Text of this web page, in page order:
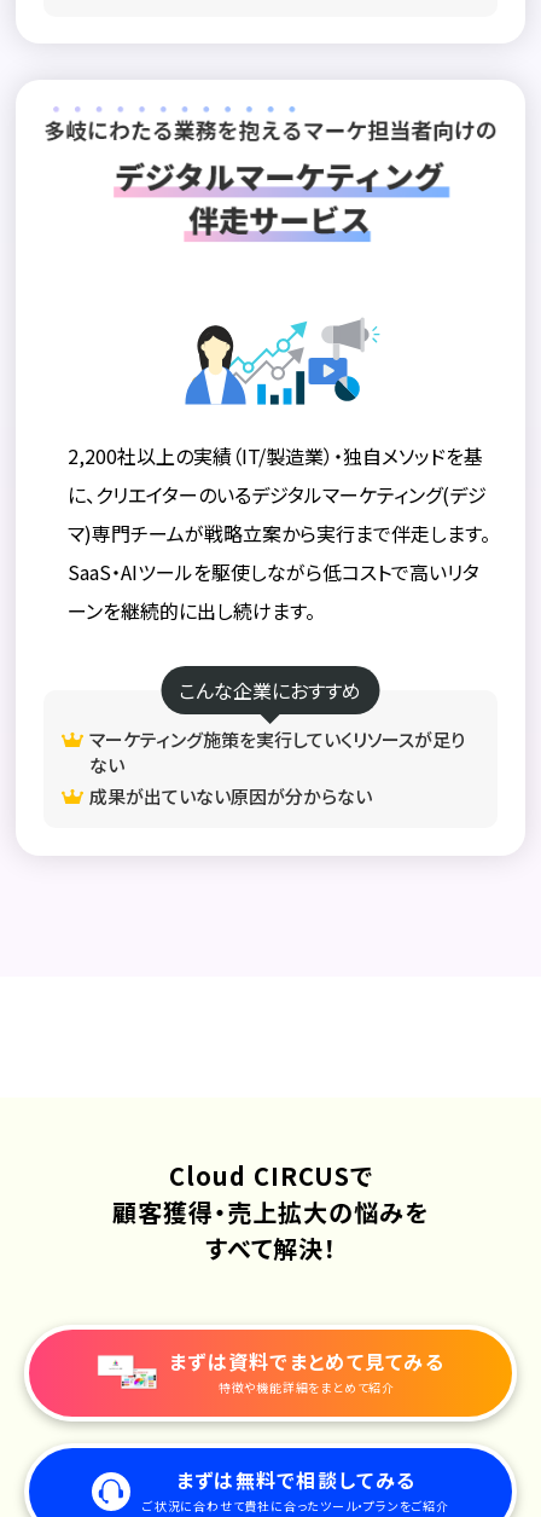
2,200社以上の実績（IT/製造業）・独自メソッドを基
に、クリエイターのいるデジタルマーケティング(デジ
マ)専門チームが戦略立案から実行まで伴走します。
SaaS・AIツールを駆使しながら低コストで高いリタ
ーンを継続的に出し続けます。
こんな企業におすすめ
マーケティング施策を実行していくリソースが足り
ない
成果が出ていない原因が分からない
Cloud CIRCUSで
顧客獲得・売上拡大の悩みを
すべて解決！
まずは資料でまとめて見てみる
特徴や機能詳細をまとめて紹介
まずは無料で相談してみる
ご状況に合わせて貴社に合ったツール・プランをご紹介